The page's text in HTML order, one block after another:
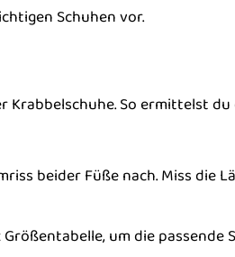
Schuhen vor.
So ermittelst du
beider Füße nach. Miss die
um die passende